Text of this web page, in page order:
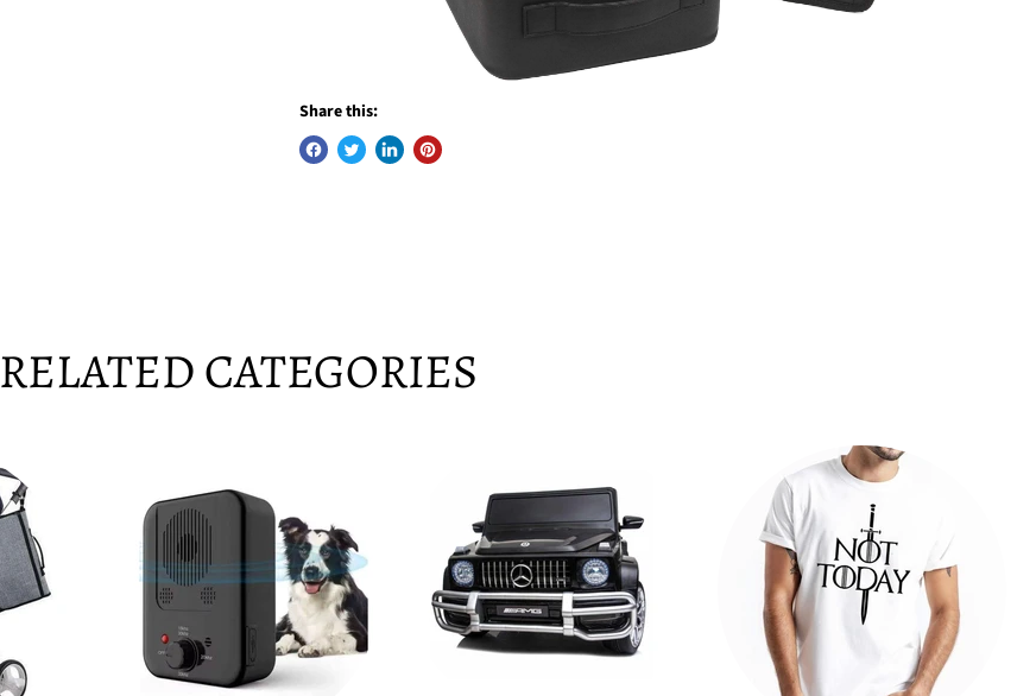
Share this:
RELATED CATEGORIES